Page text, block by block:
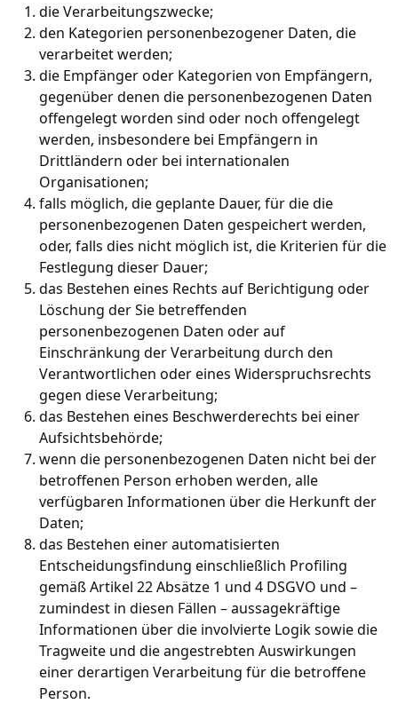
die Verarbeitungszwecke;
den Kategorien personenbezogener Daten, die
verarbeitet werden;
die Empfänger oder Kategorien von Empfängern,
gegenüber denen die personenbezogenen Daten
offengelegt worden sind oder noch offengelegt
werden, insbesondere bei Empfängern in
Drittländern oder bei internationalen
Organisationen;
falls möglich, die geplante Dauer, für die die
personenbezogenen Daten gespeichert werden,
oder, falls dies nicht möglich ist, die Kriterien für die
Festlegung dieser Dauer;
das Bestehen eines Rechts auf Berichtigung oder
Löschung der Sie betreffenden
personenbezogenen Daten oder auf
Einschränkung der Verarbeitung durch den
Verantwortlichen oder eines Widerspruchsrechts
gegen diese Verarbeitung;
das Bestehen eines Beschwerderechts bei einer
Aufsichtsbehörde;
wenn die personenbezogenen Daten nicht bei der
betroffenen Person erhoben werden, alle
verfügbaren Informationen über die Herkunft der
Daten;
das Bestehen einer automatisierten
Entscheidungsfindung einschließlich Profiling
gemäß Artikel 22 Absätze 1 und 4 DSGVO und –
zumindest in diesen Fällen – aussagekräftige
Informationen über die involvierte Logik sowie die
Tragweite und die angestrebten Auswirkungen
einer derartigen Verarbeitung für die betroffene
Person.